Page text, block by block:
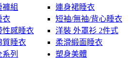
褲組
連身裙睡衣
衣
短袖/無袖/背心睡衣
性感睡衣
洋裝 外罩衫 2件式
質睡衣
柔滑緞面睡衣
列
塑身美體